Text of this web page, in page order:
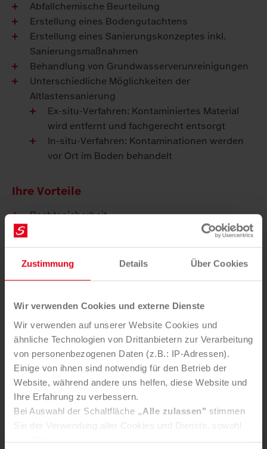
Zustimmung Details Über Cookies
Wir verwenden Cookies und externe Dienste
Wir verwenden auf unserer Website Cookies und
ähnliche Technologien von Drittanbietern zur Verarbeitung
von personenbezogenen Daten (z.B.: IP-Adressen).
Einige von ihnen sind notwendig für den Betrieb der
Website, während andere uns helfen, diese Website und
Ihre Erfahrung zu verbessern.
Bei Auswahl der Schaltfläche „Alle zulassen" stimmen
Sie der Verwendung aller Cookies und Dienste, sowohl
von Drittanbietern als auch den eigenen, zu.
Abfallchemische Beurteilung
Erstellung eines Bodengutachtens
Erstellung eines Sanierungskonzeptes inkl.
Sanierungsmaßnahmen
Behandlung von Grundwasserverunreinigungen
Unterschiedliche Möglichkeiten der
Altlastensanierung
Ex-situ-Verfahren: Kontaminiertes Material
wird entfernt und fachgerecht entsorgt
In-situ-Verfahren: Kontaminationen werden
vor Ort im Boden behandelt
Ihre Vorteile
Rechtssicherheit
Umweltverträglichkeitsprüfungen
Kompetente Beratung in allen Belangen der
Fachpersonal
Innovative Lösungen durch eigene Forschungs-
und Entwicklungsabteilung
Umweltfreundliche und gesetzeskonforme
Verwertung (unter Berücksichtigung desALSAG
und derDeponieverordnung)
Sie möchten diesen Service nutzen?